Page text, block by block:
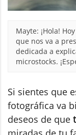
Mayte: ¡Hola!
que nos va a
dedicada a
microstocks.
Si sientes que
fotográfica va
deseos de que